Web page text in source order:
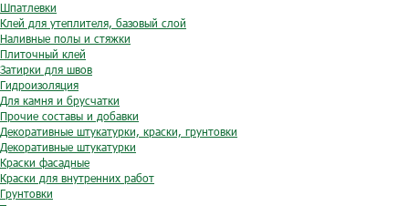
Шпатлевки
Клей для утеплителя, базовый слой
Наливные полы и стяжки
Плиточный клей
Затирки для швов
Гидроизоляция
Для камня и брусчатки
Прочие составы и добавки
Декоративные штукатурки, краски, грунтовки
Декоративные штукатурки
Краски фасадные
Краски для внутренних работ
Грунтовки